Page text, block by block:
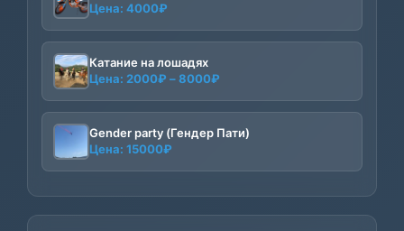
Цена: 4000₽
Катание на лошадях
Цена: 2000₽ –8000₽
2000₽
–
Gender party (Гендер Пати)
Цена: 15000₽